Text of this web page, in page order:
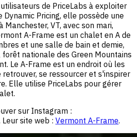
de PriceLabs à exploiter
Pricing, elle possède une
Manchester, VT, avec son mari,
A-Frame est un chalet en A de
et une salle de bain et demie,
nationale des Green Mountains
Le A-Frame est un endroit où les
se ressourcer et s'inspirer
Elle utilise PriceLabs pour gérer
sur Instagram :
Leur site web : Vermont A-Frame.